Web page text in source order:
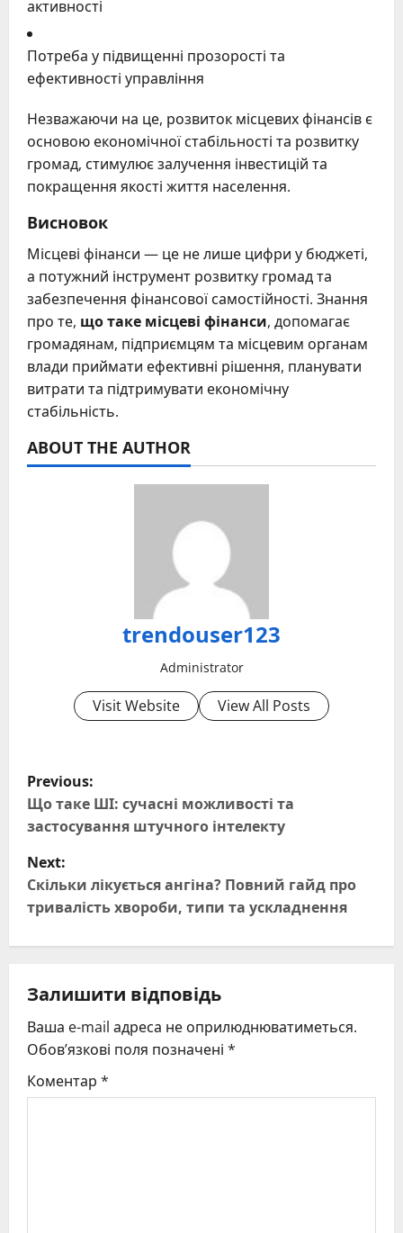
активності
Потреба у підвищенні прозорості та
ефективності управління
Незважаючи на це, розвиток місцевих фінансів є
основою економічної стабільності та розвитку
громад, стимулює залучення інвестицій та
покращення якості життя населення.
Висновок
Місцеві фінанси — це не лише цифри у бюджеті,
а потужний інструмент розвитку громад та
забезпечення фінансової самостійності. Знання
про те, що таке місцеві фінанси, допомагає
громадянам, підприємцям та місцевим органам
влади приймати ефективні рішення, планувати
витрати та підтримувати економічну
стабільність.
ABOUT THE AUTHOR
trendouser123
Administrator
Visit Website View All Posts
P
o
s
t
n
v
i
g
Previous:
Що таке ШІ: сучасні можливості та
застосування штучного інтелекту
Next:
Скільки лікується ангіна? Повний гайд про
тривалість хвороби, типи та ускладнення
Залишити відповідь
Ваша e-mail адреса не оприлюднюватиметься.
Обов’язкові поля позначені *
Коментар *